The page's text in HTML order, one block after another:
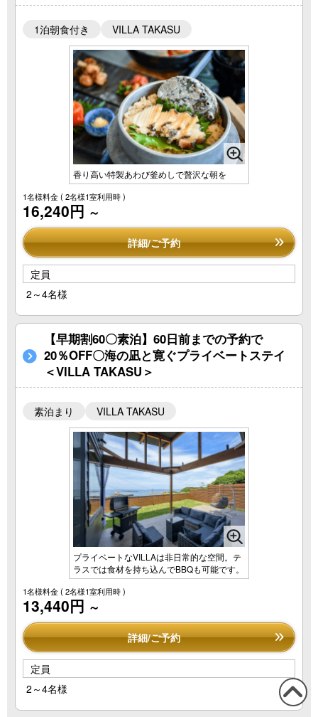
1泊朝食付き VILLA TAKASU
香り高い特製あわび釜めしで贅沢な朝を
1名様料金( 2名様1室利用時 )
16,240円 ～
詳細/ご予約
定員
2～4名様
【早期割60〇素泊】60日前までの予約で
20％OFF〇海の凪と寛ぐプライベートステイ
＜VILLA TAKASU＞
素泊まり VILLA TAKASU
プライベートなVILLAは非日常的な空間。テ
ラスでは食材を持ち込んでBBQも可能です。
1名様料金( 2名様1室利用時 )
13,440円 ～
詳細/ご予約
定員
2～4名様
この